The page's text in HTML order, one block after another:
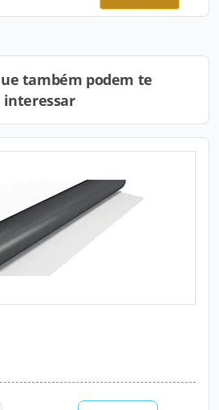
também podem te
interessar